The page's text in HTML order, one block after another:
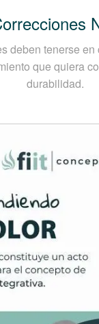
deben tenerse en
que quiera
durabilidad.